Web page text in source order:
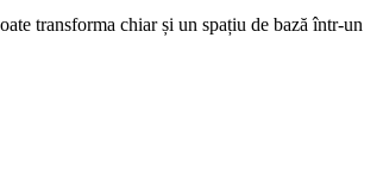
transforma chiar și un spațiu de bază într-un